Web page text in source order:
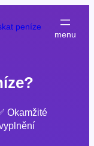
peníze
Okamžité